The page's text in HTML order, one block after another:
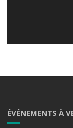
ÉVÉNEMENTS À